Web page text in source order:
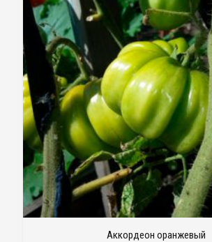
Аккордеон оранжевый